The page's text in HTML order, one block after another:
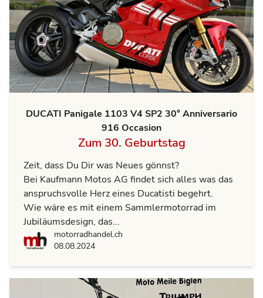
DUCATI Panigale 1103 V4 SP2 30° Anniversario
916 Occasion
Zum 30. Geburtstag
Zeit, dass Du Dir was Neues gönnst?
Bei Kaufmann Motos AG findet sich alles was das
anspruchsvolle Herz eines Ducatisti begehrt.
Wie wäre es mit einem Sammlermotorrad im
Jubiläumsdesign, das...
motorradhandel.ch
motorradhandel.ch
08.08.2024